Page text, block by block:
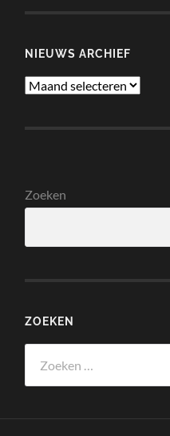
NIEUWS ARCHIEF
Nieuws
Zoeken
ZOEKEN
naar: